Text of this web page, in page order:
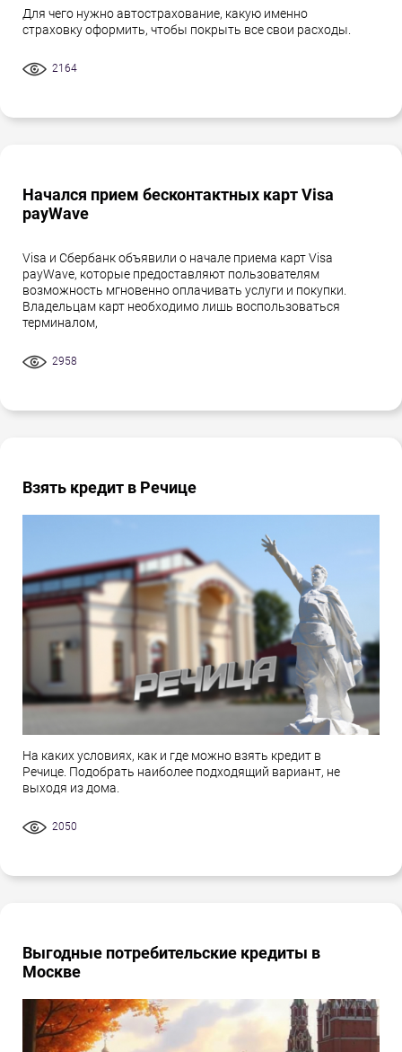
Для чего нужно автострахование, какую именно
страховку оформить, чтобы покрыть все свои расходы.
2164
Начался прием бесконтактных карт Visa
payWave
Visa и Сбербанк объявили о начале приема карт Visa
payWave, которые предоставляют пользователям
возможность мгновенно оплачивать услуги и покупки.
Владельцам карт необходимо лишь воспользоваться
терминалом,
2958
Взять кредит в Речице
На каких условиях, как и где можно взять кредит в
Речице. Подобрать наиболее подходящий вариант, не
выходя из дома.
2050
Выгодные потребительские кредиты в
Москве